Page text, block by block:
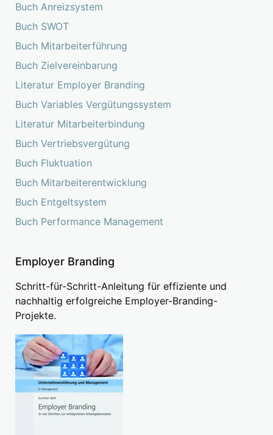
Buch Anreizsystem
Buch SWOT
Buch Mitarbeiterführung
Buch Zielvereinbarung
Literatur Employer Branding
Buch Variables Vergütungssystem
Literatur Mitarbeiterbindung
Buch Vertriebsvergütung
Buch Fluktuation
Buch Mitarbeiterentwicklung
Buch Entgeltsystem
Buch Performance Management
Employer Branding
Schritt-für-Schritt-Anleitung für effiziente und
nachhaltig erfolgreiche Employer-Branding-
Projekte.